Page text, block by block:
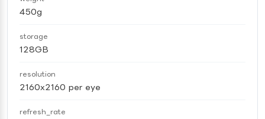
450g
storage
128GB
resolution
2160x2160 per eye
refresh_rate